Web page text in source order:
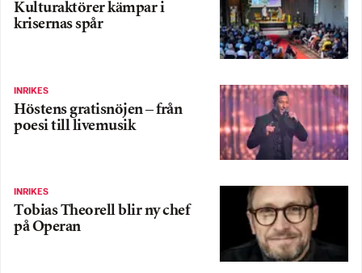
Kulturaktörer kämpar i
krisernas spår
INRIKES
Höstens gratisnöjen – från
poesi till livemusik
INRIKES
Tobias Theorell blir ny chef
på Operan